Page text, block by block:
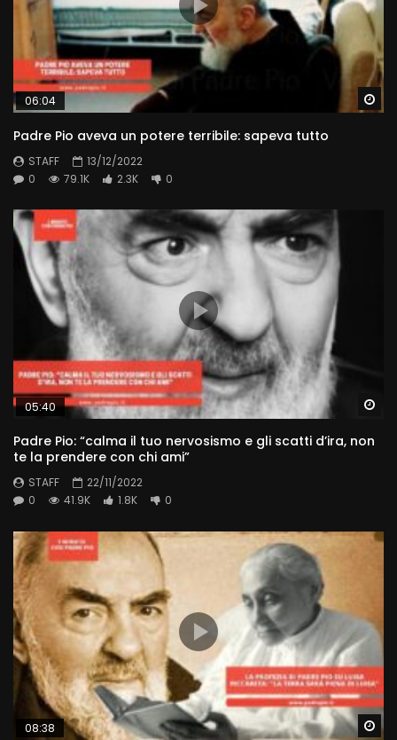
06:04
Padre Pio aveva un potere terribile: sapeva tutto
STAFF
13/12/2022
0
79.1K 2.3K 0
05:40
Padre Pio: “calma il tuo nervosismo e gli scatti d’ira, non
te la prendere con chi ami”
STAFF
22/11/2022
0
41.9K 1.8K 0
08:38